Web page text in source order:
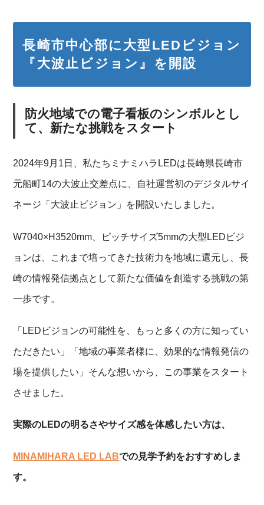
長崎市中心部に大型LEDビジョン
『大波止ビジョン』を開設
防火地域での電子看板のシンボルとし
て、新たな挑戦をスタート
2024年9月1日、私たちミナミハラLEDは長崎県長崎市
元船町14の大波止交差点に、自社運営初のデジタルサイ
ネージ「大波止ビジョン」を開設いたしました。
W7040×H3520mm、ピッチサイズ5mmの大型LEDビジ
ョンは、これまで培ってきた技術力を地域に還元し、長
崎の情報発信拠点として新たな価値を創造する挑戦の第
一歩です。
「LEDビジョンの可能性を、もっと多くの方に知ってい
ただきたい」「地域の事業者様に、効果的な情報発信の
場を提供したい」そんな想いから、この事業をスタート
させました。
実際のLEDの明るさやサイズ感を体感したい方は、
MINAMIHARA LED LABでの見学予約をおすすめしま
す。